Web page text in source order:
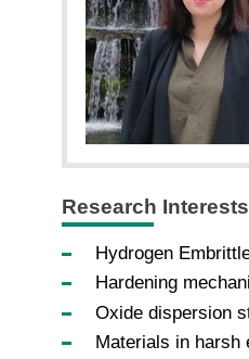
Research
Hydrogen
Hardening
Oxide dispersion
Materials in harsh